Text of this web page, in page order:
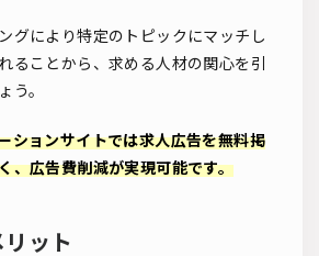
グにより特定のトピックにマッチし
ることから、求める人材の関心を引
う。
ションサイトでは求人広告を無料掲
、広告費削減が実現可能です。
ット